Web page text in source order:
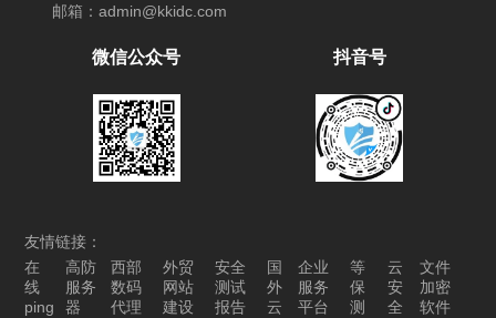
邮箱：admin@kkidc.com
微信公众号 抖音号
友情链接：
在
线
ping
高防
服务
器
西部
数码
代理
外贸
网站
建设
安全
测试
报告
国
外
云
企业
服务
平台
等
保
测
云
安
全
文件
加密
软件